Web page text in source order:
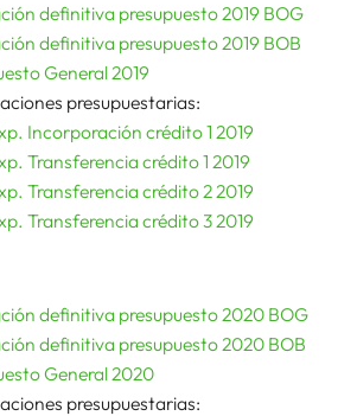
definitiva presupuesto 2019 BOG
definitiva presupuesto 2019 BOB
General 2019
presupuestarias:
Incorporación crédito 1 2019
Transferencia crédito 1 2019
Transferencia crédito 2 2019
Transferencia crédito 3 2019
definitiva presupuesto 2020 BOG
definitiva presupuesto 2020 BOB
General 2020
presupuestarias: